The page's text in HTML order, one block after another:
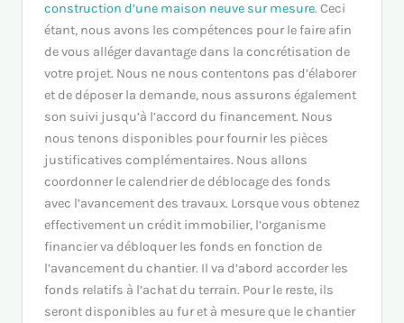
construction d’une maison neuve sur mesure. Ceci
étant, nous avons les compétences pour le faire afin
de vous alléger davantage dans la concrétisation de
votre projet. Nous ne nous contentons pas d’élaborer
et de déposer la demande, nous assurons également
son suivi jusqu’à l’accord du financement. Nous
nous tenons disponibles pour fournir les pièces
justificatives complémentaires. Nous allons
coordonner le calendrier de déblocage des fonds
avec l’avancement des travaux. Lorsque vous obtenez
effectivement un crédit immobilier, l’organisme
financier va débloquer les fonds en fonction de
l’avancement du chantier. Il va d’abord accorder les
fonds relatifs à l’achat du terrain. Pour le reste, ils
seront disponibles au fur et à mesure que le chantier